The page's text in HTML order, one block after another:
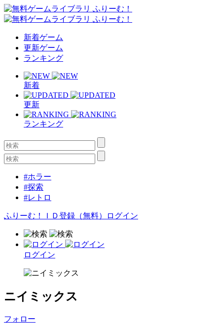
新着ゲーム
更新ゲーム
ランキング
新着
更新
ランキング
#ホラー
#探索
#レトロ
ふりーむ！ＩＤ登録（無料） ログイン
ログイン
ニイミックス
フォロー